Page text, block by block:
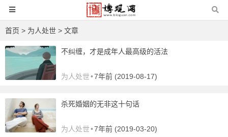
首页 > 为人处世 > 文章
不纠缠，才是成年人最高级的活法
为人处世•7年前 (2019-08-17)
杀死婚姻的无非这十句话
为人处世•7年前 (2019-03-20)